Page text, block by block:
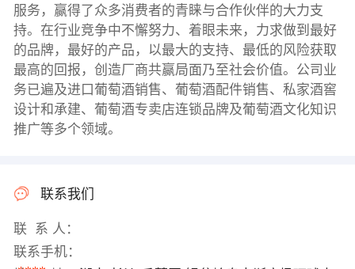
服务，赢得了众多消费者的青睐与合作伙伴的大力支
持。在行业竞争中不懈努力、着眼未来，力求做到最好
的品牌，最好的产品，以最大的支持、最低的风险获取
最高的回报，创造厂商共赢局面乃至社会价值。公司业
务已遍及进口葡萄酒销售、葡萄酒配件销售、私家酒窖
设计和承建、葡萄酒专卖店连锁品牌及葡萄酒文化知识
推广等多个领域。
联系我们
联 系 人：
联系手机：